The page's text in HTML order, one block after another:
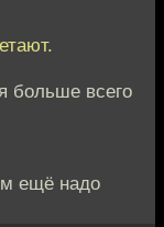
больше всего
ещё надо